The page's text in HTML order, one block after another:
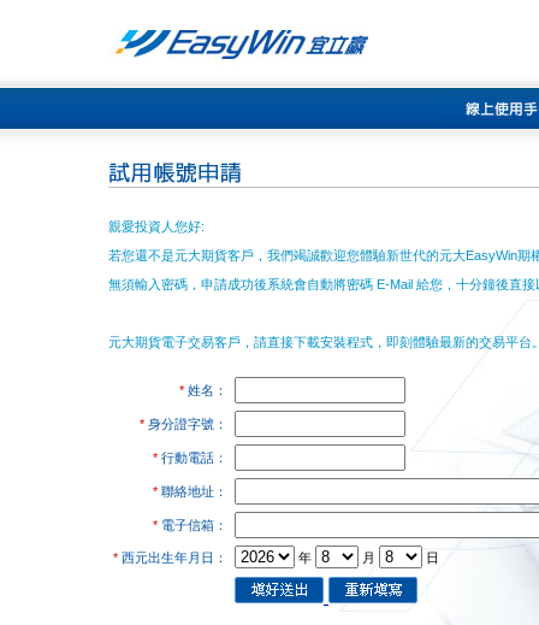
親愛投資人您好:
若您還不是元大期貨客戶，我們竭誠歡迎您體驗新世代的元大EasyWin
無須輸入密碼，申請成功後系統會自動將密碼 E-Mail 給您，十分鐘後直
元大期貨電子交易客戶，請直接下載安裝程式，即刻體驗最新的交易平台
* 姓名：
* 身分證字號：
* 行動電話：
* 聯絡地址：
* 電子信箱：
* 西元出生年月日： 年 月 日